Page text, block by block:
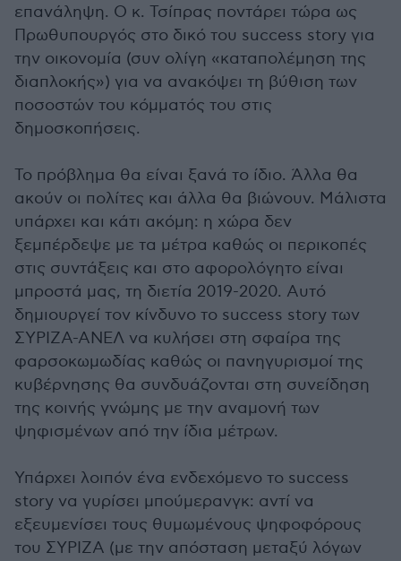
επανάληψη. Ο κ. Τσίπρας ποντάρει τώρα ως
Πρωθυπουργός στο δικό του success story για
την οικονομία (συν ολίγη «καταπολέμηση της
διαπλοκής») για να ανακόψει τη βύθιση των
ποσοστών του κόμματός του στις
δημοσκοπήσεις.
Το πρόβλημα θα είναι ξανά το ίδιο. Άλλα θα
ακούν οι πολίτες και άλλα θα βιώνουν. Μάλιστα
υπάρχει και κάτι ακόμη: η χώρα δεν
ξεμπέρδεψε με τα μέτρα καθώς οι περικοπές
στις συντάξεις και στο αφορολόγητο είναι
μπροστά μας, τη διετία 2019-2020. Αυτό
δημιουργεί τον κίνδυνο το success story των
ΣΥΡΙΖΑ-ΑΝΕΛ να κυλήσει στη σφαίρα της
φαρσοκωμωδίας καθώς οι πανηγυρισμοί της
κυβέρνησης θα συνδυάζονται στη συνείδηση
της κοινής γνώμης με την αναμονή των
ψηφισμένων από την ίδια μέτρων.
Υπάρχει λοιπόν ένα ενδεχόμενο το success
story να γυρίσει μπούμερανγκ: αντί να
εξευμενίσει τους θυμωμένους ψηφοφόρους
του ΣΥΡΙΖΑ (με την απόσταση μεταξύ λόγων